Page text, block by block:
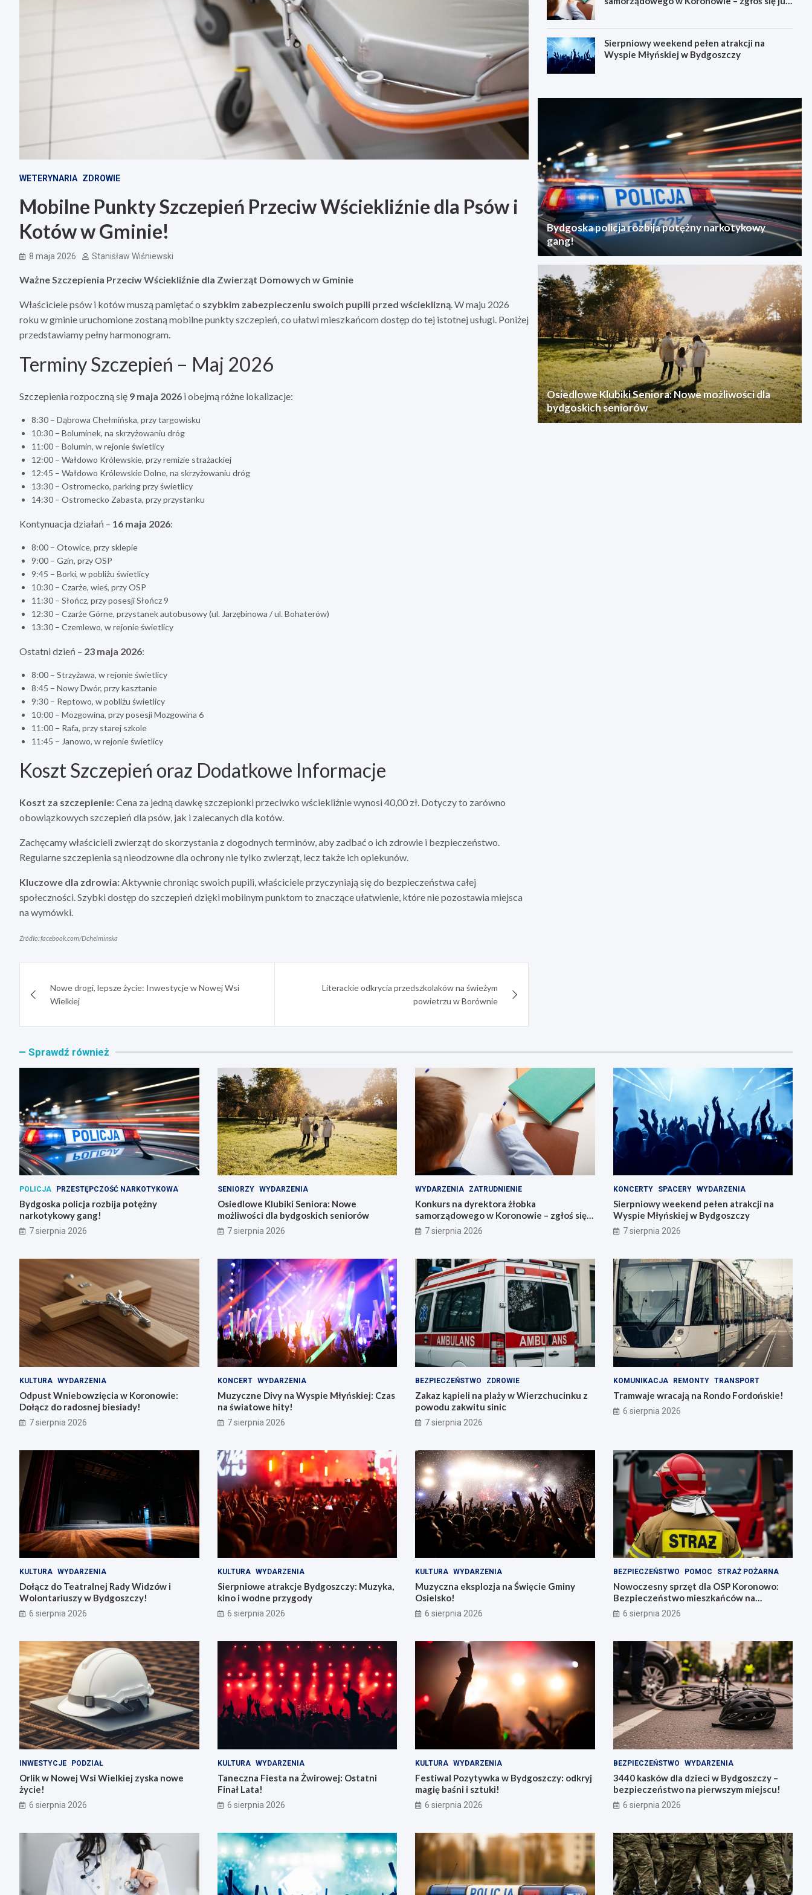
WETERYNARIA ZDROWIE
Mobilne Punkty Szczepień Przeciw Wściekliźnie dla Psów i
Kotów w Gminie!
8 maja 2026 Stanisław Wiśniewski
Ważne Szczepienia Przeciw Wściekliźnie dla Zwierząt Domowych w Gminie
Właściciele psów i kotów muszą pamiętać o szybkim zabezpieczeniu swoich pupili przed wścieklizną. W maju 2026
roku w gminie uruchomione zostaną mobilne punkty szczepień, co ułatwi mieszkańcom dostęp do tej istotnej usługi. Poniżej
przedstawiamy pełny harmonogram.
Terminy Szczepień – Maj 2026
Szczepienia rozpoczną się 9 maja 2026 i obejmą różne lokalizacje:
8:30 – Dąbrowa Chełmińska, przy targowisku
10:30 – Boluminek, na skrzyżowaniu dróg
11:00 – Bolumin, w rejonie świetlicy
12:00 – Wałdowo Królewskie, przy remizie strażackiej
12:45 – Wałdowo Królewskie Dolne, na skrzyżowaniu dróg
13:30 – Ostromecko, parking przy świetlicy
14:30 – Ostromecko Zabasta, przy przystanku
Kontynuacja działań – 16 maja 2026:
8:00 – Otowice, przy sklepie
9:00 – Gzin, przy OSP
9:45 – Borki, w pobliżu świetlicy
10:30 – Czarże, wieś, przy OSP
11:30 – Słończ, przy posesji Słończ 9
12:30 – Czarże Górne, przystanek autobusowy (ul. Jarzębinowa / ul. Bohaterów)
13:30 – Czemlewo, w rejonie świetlicy
Ostatni dzień – 23 maja 2026:
8:00 – Strzyżawa, w rejonie świetlicy
8:45 – Nowy Dwór, przy kasztanie
9:30 – Reptowo, w pobliżu świetlicy
10:00 – Mozgowina, przy posesji Mozgowina 6
11:00 – Rafa, przy starej szkole
11:45 – Janowo, w rejonie świetlicy
Koszt Szczepień oraz Dodatkowe Informacje
Koszt za szczepienie:Cena za jedną dawkę szczepionki przeciwko wściekliźnie wynosi 40,00 zł. Dotyczy to zarówno
obowiązkowych szczepień dla psów, jak i zalecanych dla kotów.
Zachęcamy właścicieli zwierząt do skorzystania z dogodnych terminów, aby zadbać o ich zdrowie i bezpieczeństwo.
Regularne szczepienia są nieodzowne dla ochrony nie tylko zwierząt, lecz także ich opiekunów.
Kluczowe dla zdrowia:Aktywnie chroniąc swoich pupili, właściciele przyczyniają się do bezpieczeństwa całej
społeczności. Szybki dostęp do szczepień dzięki mobilnym punktom to znaczące ułatwienie, które nie pozostawia miejsca
na wymówki.
Źródło: facebook.com/Dchelminska
wpisuNowe drogi, lepsze życie: Inwestycje w Nowej Wsi
Wielkiej
Literackie odkrycia przedszkolaków na świeżym
powietrzu w Borównie
Sierpniowy weekend pełen atrakcji na
Wyspie Młyńskiej w Bydgoszczy
Bydgoska policja rozbija potężny narkotykowy
gang!
Osiedlowe Klubiki Seniora: Nowe możliwości dla
bydgoskich seniorów
Sprawdź również
POLICJA PRZESTĘPCZOŚĆ NARKOTYKOWA
Bydgoska policja rozbija potężny
narkotykowy gang!
7 sierpnia 2026
SENIORZY WYDARZENIA
Osiedlowe Klubiki Seniora: Nowe
możliwości dla bydgoskich seniorów
7 sierpnia 2026
WYDARZENIA ZATRUDNIENIE
Konkurs na dyrektora żłobka
samorządowego w Koronowie – zgłoś się
już dziś!
7 sierpnia 2026
KONCERTY SPACERY WYDARZENIA
Sierpniowy weekend pełen atrakcji na
Wyspie Młyńskiej w Bydgoszczy
7 sierpnia 2026
KULTURA WYDARZENIA
Odpust Wniebowzięcia w Koronowie:
Dołącz do radosnej biesiady!
7 sierpnia 2026
KONCERT WYDARZENIA
Muzyczne Divy na Wyspie Młyńskiej: Czas
na światowe hity!
7 sierpnia 2026
BEZPIECZEŃSTWO ZDROWIE
Zakaz kąpieli na plaży w Wierzchucinku z
powodu zakwitu sinic
7 sierpnia 2026
KOMUNIKACJA REMONTY TRANSPORT
Tramwaje wracają na Rondo Fordońskie!
6 sierpnia 2026
KULTURA WYDARZENIA
Dołącz do Teatralnej Rady Widzów i
Wolontariuszy w Bydgoszczy!
6 sierpnia 2026
KULTURA WYDARZENIA
Sierpniowe atrakcje Bydgoszczy: Muzyka,
kino i wodne przygody
6 sierpnia 2026
KULTURA WYDARZENIA
Muzyczna eksplozja na Święcie Gminy
Osielsko!
6 sierpnia 2026
BEZPIECZEŃSTWO POMOC STRAŻ POŻARNA
Nowoczesny sprzęt dla OSP Koronowo:
Bezpieczeństwo mieszkańców na
pierwszym miejscu!
6 sierpnia 2026
INWESTYCJE PODZIAŁ
Orlik w Nowej Wsi Wielkiej zyska nowe
życie!
6 sierpnia 2026
KULTURA WYDARZENIA
Taneczna Fiesta na Żwirowej: Ostatni
Finał Lata!
6 sierpnia 2026
KULTURA WYDARZENIA
Festiwal Pozytywka w Bydgoszczy: odkryj
magię baśni i sztuki!
6 sierpnia 2026
BEZPIECZEŃSTWO WYDARZENIA
3440 kasków dla dzieci w Bydgoszczy –
bezpieczeństwo na pierwszym miejscu!
6 sierpnia 2026